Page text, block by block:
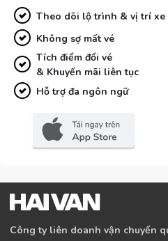
Theo dõi lộ trình & vị trí xe
Không sợ mất vé
Tích điểm đổi vé
& Khuyến mãi liên tục
Hỗ trợ đa ngôn ngữ
Công ty liên doanh vận chuyển